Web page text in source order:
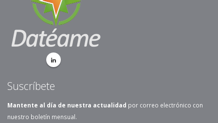
Suscríbete
Mantente al día de nuestra actualidad por correo electrónico con
nuestro boletín mensual.